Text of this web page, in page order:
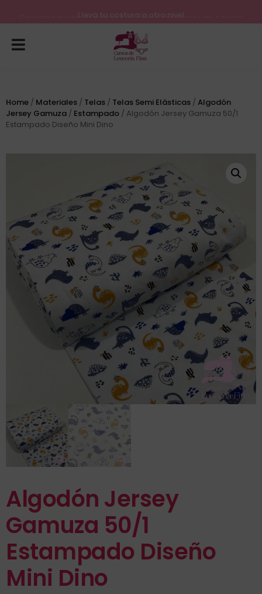
Consulta nuestros próximos inicios para el mes de Agosto
Home / Materiales / Telas / Telas Semi Elásticas / Algodón
Jersey Gamuza / Estampado / Algodón Jersey Gamuza 50/1
Estampado Diseño Mini Dino
Algodón Jersey
Gamuza 50/1
Estampado Diseño
Mini Dino